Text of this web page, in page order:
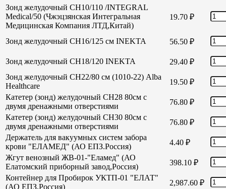
Зонд желудочный СН10/110 /INTEGRAL
Medical/50 (Чжэцзянская Интегральная
Медицинская Компания ЛТД,Китай)
19.70 ₽
Зонд желудочный СН16/125 см INEKTA 56.50 ₽
Зонд желудочный СН18/120 INEKTA 29.40 ₽
Зонд желудочный СН22/80 см (1010-22) Alba
Healthcare
19.50 ₽
Катетер (зонд) желудочный СН28 80см с
двумя дренажными отверстиями
76.80 ₽
Катетер (зонд) желудочный СН30 80см с
двумя дренажными отверстиями
76.80 ₽
Держатель для вакуумных систем забора
крови "ЕЛАМЕД" (АО ЕПЗ.Россия)
4.40 ₽
Жгут венозный ЖВ-01-"Еламед" (АО
Елатомский приборный завод,Россия)
398.10 ₽
Контейнер для Пробирок УКТП-01 "ЕЛАТ"
(АО ЕПЗ,Россия)
2,987.60 ₽